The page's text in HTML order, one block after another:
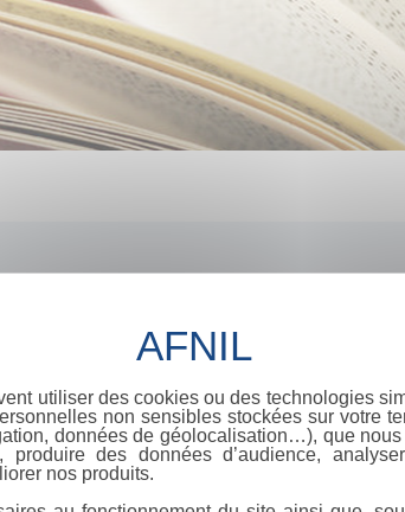
utiliser des cookies ou des technologies
non sensibles stockées sur votre
données de géolocalisation…), que
produire des données d’audience,
nos produits.